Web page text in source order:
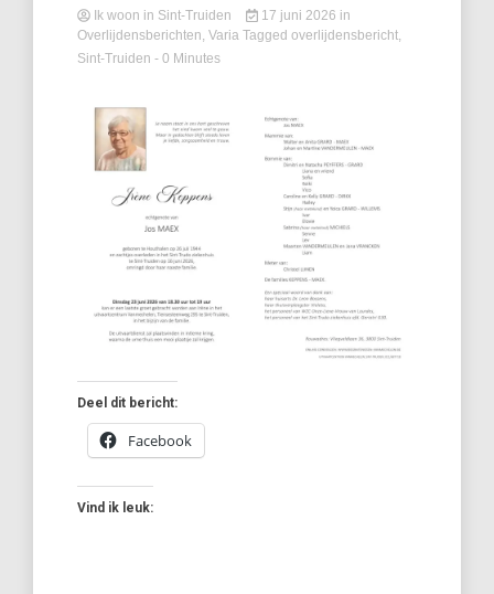
Ik woon in Sint-Truiden 17 juni 2026 in
Overlijdensberichten, Varia Tagged overlijdensbericht,
Sint-Truiden - 0 Minutes
Deel dit bericht:
Facebook
Vind ik leuk: